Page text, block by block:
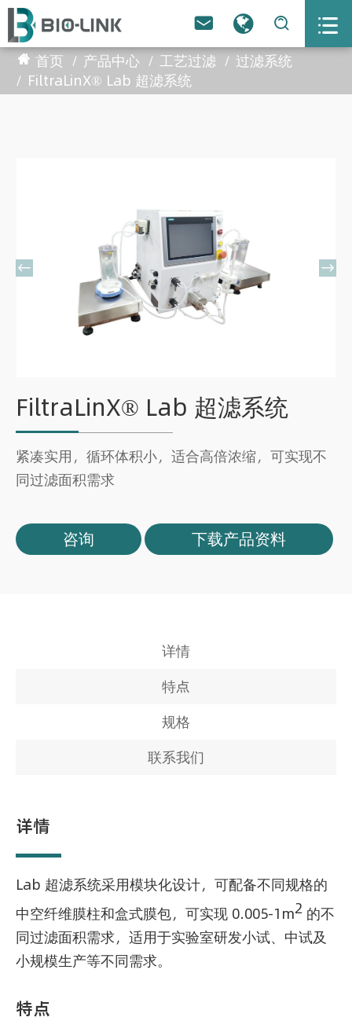
  
首页 产品中心 工艺过滤
过滤系统
FiltraLinX® Lab 超滤系统
 
FiltraLinX® Lab 超滤系统
紧凑实用，循环体积小，适合高倍浓缩，可实现不
同过滤面积需求
咨询 下载产品资料
详情
特点
规格
联系我们
详情
Lab 超滤系统采用模块化设计，可配备不同规格的
中空纤维膜柱和盒式膜包，可实现 0.005-1m2 的不
同过滤面积需求，适用于实验室研发小试、中试及
小规模生产等不同需求。
特点